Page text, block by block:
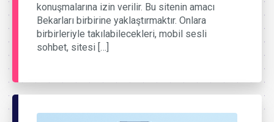
konuşmalarına izin verilir. Bu sitenin amacı
Bekarları birbirine yaklaştırmaktır. Onlara
birbirleriyle takılabilecekleri, mobil sesli
sohbet, sitesi […]